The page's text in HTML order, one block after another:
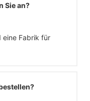
Sie an?
eine Fabrik für